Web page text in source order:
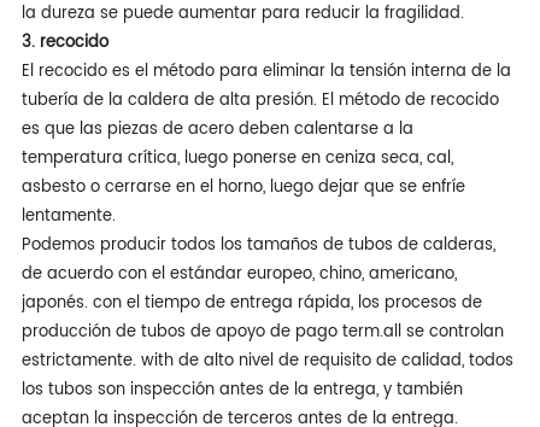
la dureza se puede aumentar para reducir la fragilidad.
3. recocido
El recocido es el método para eliminar la tensión interna de la
tubería de la caldera de alta presión. El método de recocido
es que las piezas de acero deben calentarse a la
temperatura crítica, luego ponerse en ceniza seca, cal,
asbesto o cerrarse en el horno, luego dejar que se enfríe
lentamente.
Podemos producir todos los tamaños de tubos de calderas,
de acuerdo con el estándar europeo, chino, americano,
japonés. con el tiempo de entrega rápida, los procesos de
producción de tubos de apoyo de pago term.all se controlan
estrictamente. with de alto nivel de requisito de calidad, todos
los tubos son inspección antes de la entrega, y también
aceptan la inspección de terceros antes de la entrega.